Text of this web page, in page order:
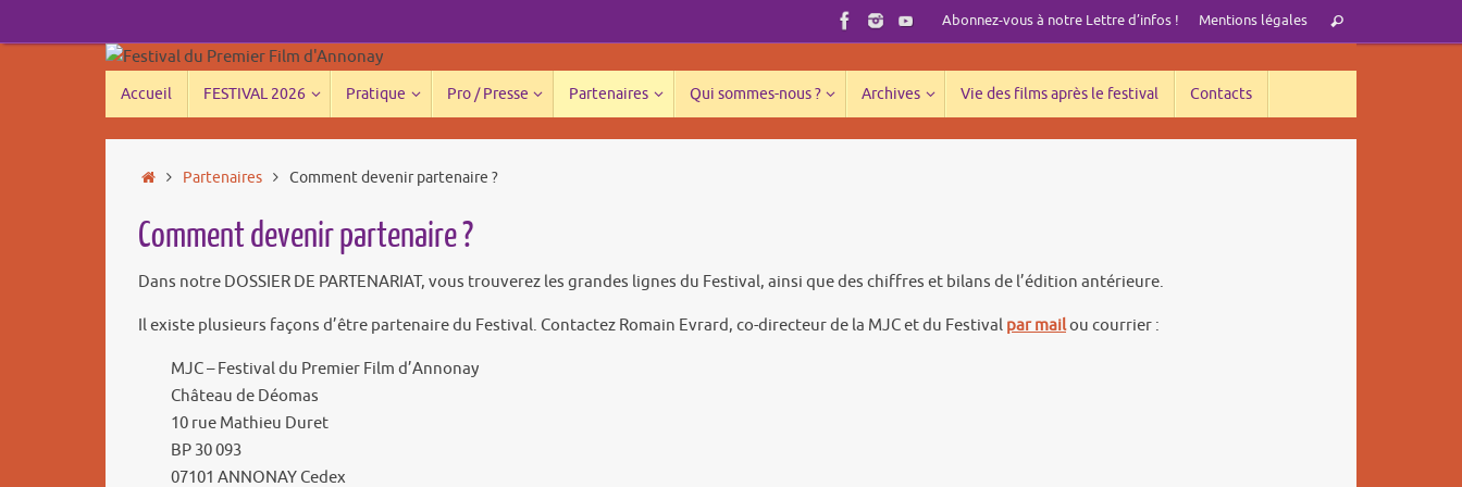
au
Abonnez-vous à notre Lettre d’infos ! Mentions légales
pour
:
Rechercher
Accueil FESTIVAL 2026 Pratique Pro / Presse Partenaires Qui sommes-nous ? Archives Vie des films après le festival Contacts
Accueil
Partenaires Comment devenir partenaire ?
Comment devenir partenaire ?
Dans notre DOSSIER DE PARTENARIAT, vous trouverez les grandes lignes du Festival, ainsi que des chiffres et bilans de l’édition antérieure.
Il existe plusieurs façons d’être partenaire du Festival. Contactez Romain Evrard, co-directeur de la MJC et du Festival par mailou courrier :
MJC – Festival du Premier Film d’Annonay
Château de Déomas
10 rue Mathieu Duret
BP 30 093
07101 ANNONAY Cedex